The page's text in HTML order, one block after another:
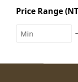
Price Range